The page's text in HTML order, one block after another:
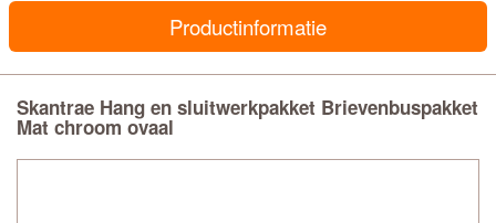
Productinformatie
Skantrae Hang en sluitwerkpakket Brievenbuspakket
Mat chroom ovaal